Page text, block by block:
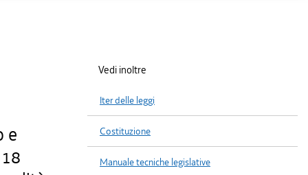
e
Vedi inoltre
Iter delle leggi
Costituzione
Manuale tecniche legislative